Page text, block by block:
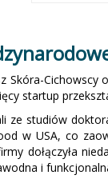
Skóra-
startup
ze studiów
w USA, co
dołączyła
i